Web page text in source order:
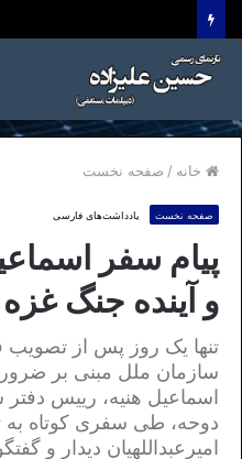
خانه / صفحه نخست
صفحه نخست یادداشت‌های فارسی
پیام سفر
و آینده جنگ غزه
تنها یک روز پس از تصویب
سازمان ملل مبنی بر
اسماعیل هنیه، رییس
دوحه، طی سفری کوتاه به
امیرعبداللهیان دیدار و